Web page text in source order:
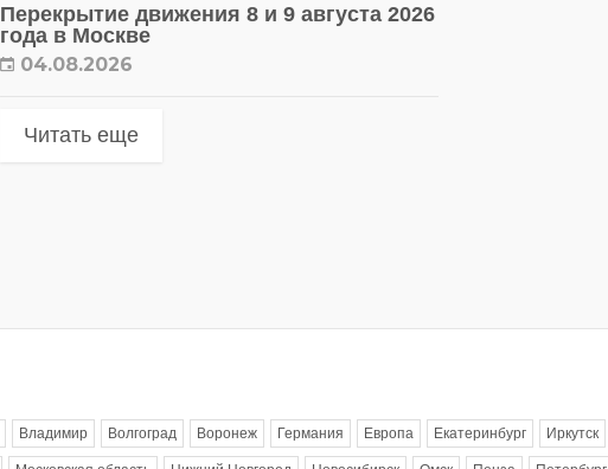
Перекрытие движения 8 и 9 августа 2026
года в Москве
04.08.2026
Читать еще
Владимир Волгоград Воронеж Германия Европа Екатеринбург Иркутск